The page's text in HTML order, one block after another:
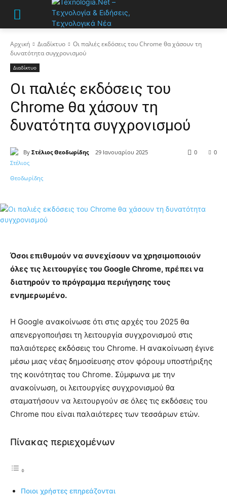
Αρχική Διαδίκτυο
Οι παλιές εκδόσεις του Chrome θα χάσουν τη
δυνατότητα συγχρονισμού
Διαδίκτυο
Οι παλιές εκδόσεις του
Chrome θα χάσουν τη
δυνατότητα συγχρονισμού
By Στέλιος Θεοδωρίδης 29 Ιανουαρίου 2025 0
0
Όσοι επιθυμούν να συνεχίσουν να χρησιμοποιούν
όλες τις λειτουργίες του Google Chrome, πρέπει να
διατηρούν το πρόγραμμα περιήγησης τους
ενημερωμένο.
Η Google ανακοίνωσε ότι στις αρχές του 2025 θα
απενεργοποιήσει τη λειτουργία συγχρονισμού στις
παλαιότερες εκδόσεις του Chrome. Η ανακοίνωση έγινε
μέσω μιας νέας δημοσίευσης στον φόρουμ υποστήριξης
της κοινότητας του Chrome. Σύμφωνα με την
ανακοίνωση, οι λειτουργίες συγχρονισμού θα
σταματήσουν να λειτουργούν σε όλες τις εκδόσεις του
Chrome που είναι παλαιότερες των τεσσάρων ετών.
Πίνακας περιεχομένων
Ποιοι χρήστες επηρεάζονται